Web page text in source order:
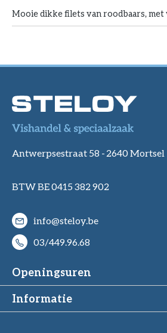
Mooie dikke filets van roodbaars, met
Antwerpsestraat 58 - 2640 Mortsel
BTW BE 0415 382 902
info@steloy.be
03/449.96.68
Openingsuren
Informatie